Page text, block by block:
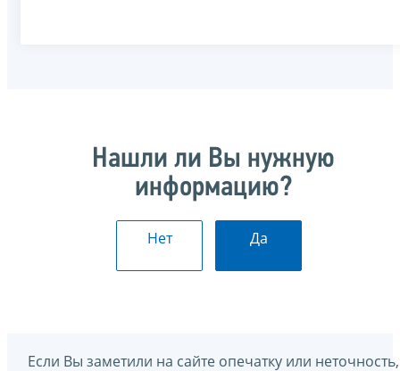
Нашли ли Вы нужную
информацию?
Нет Да
Если Вы заметили на сайте опечатку или неточность,